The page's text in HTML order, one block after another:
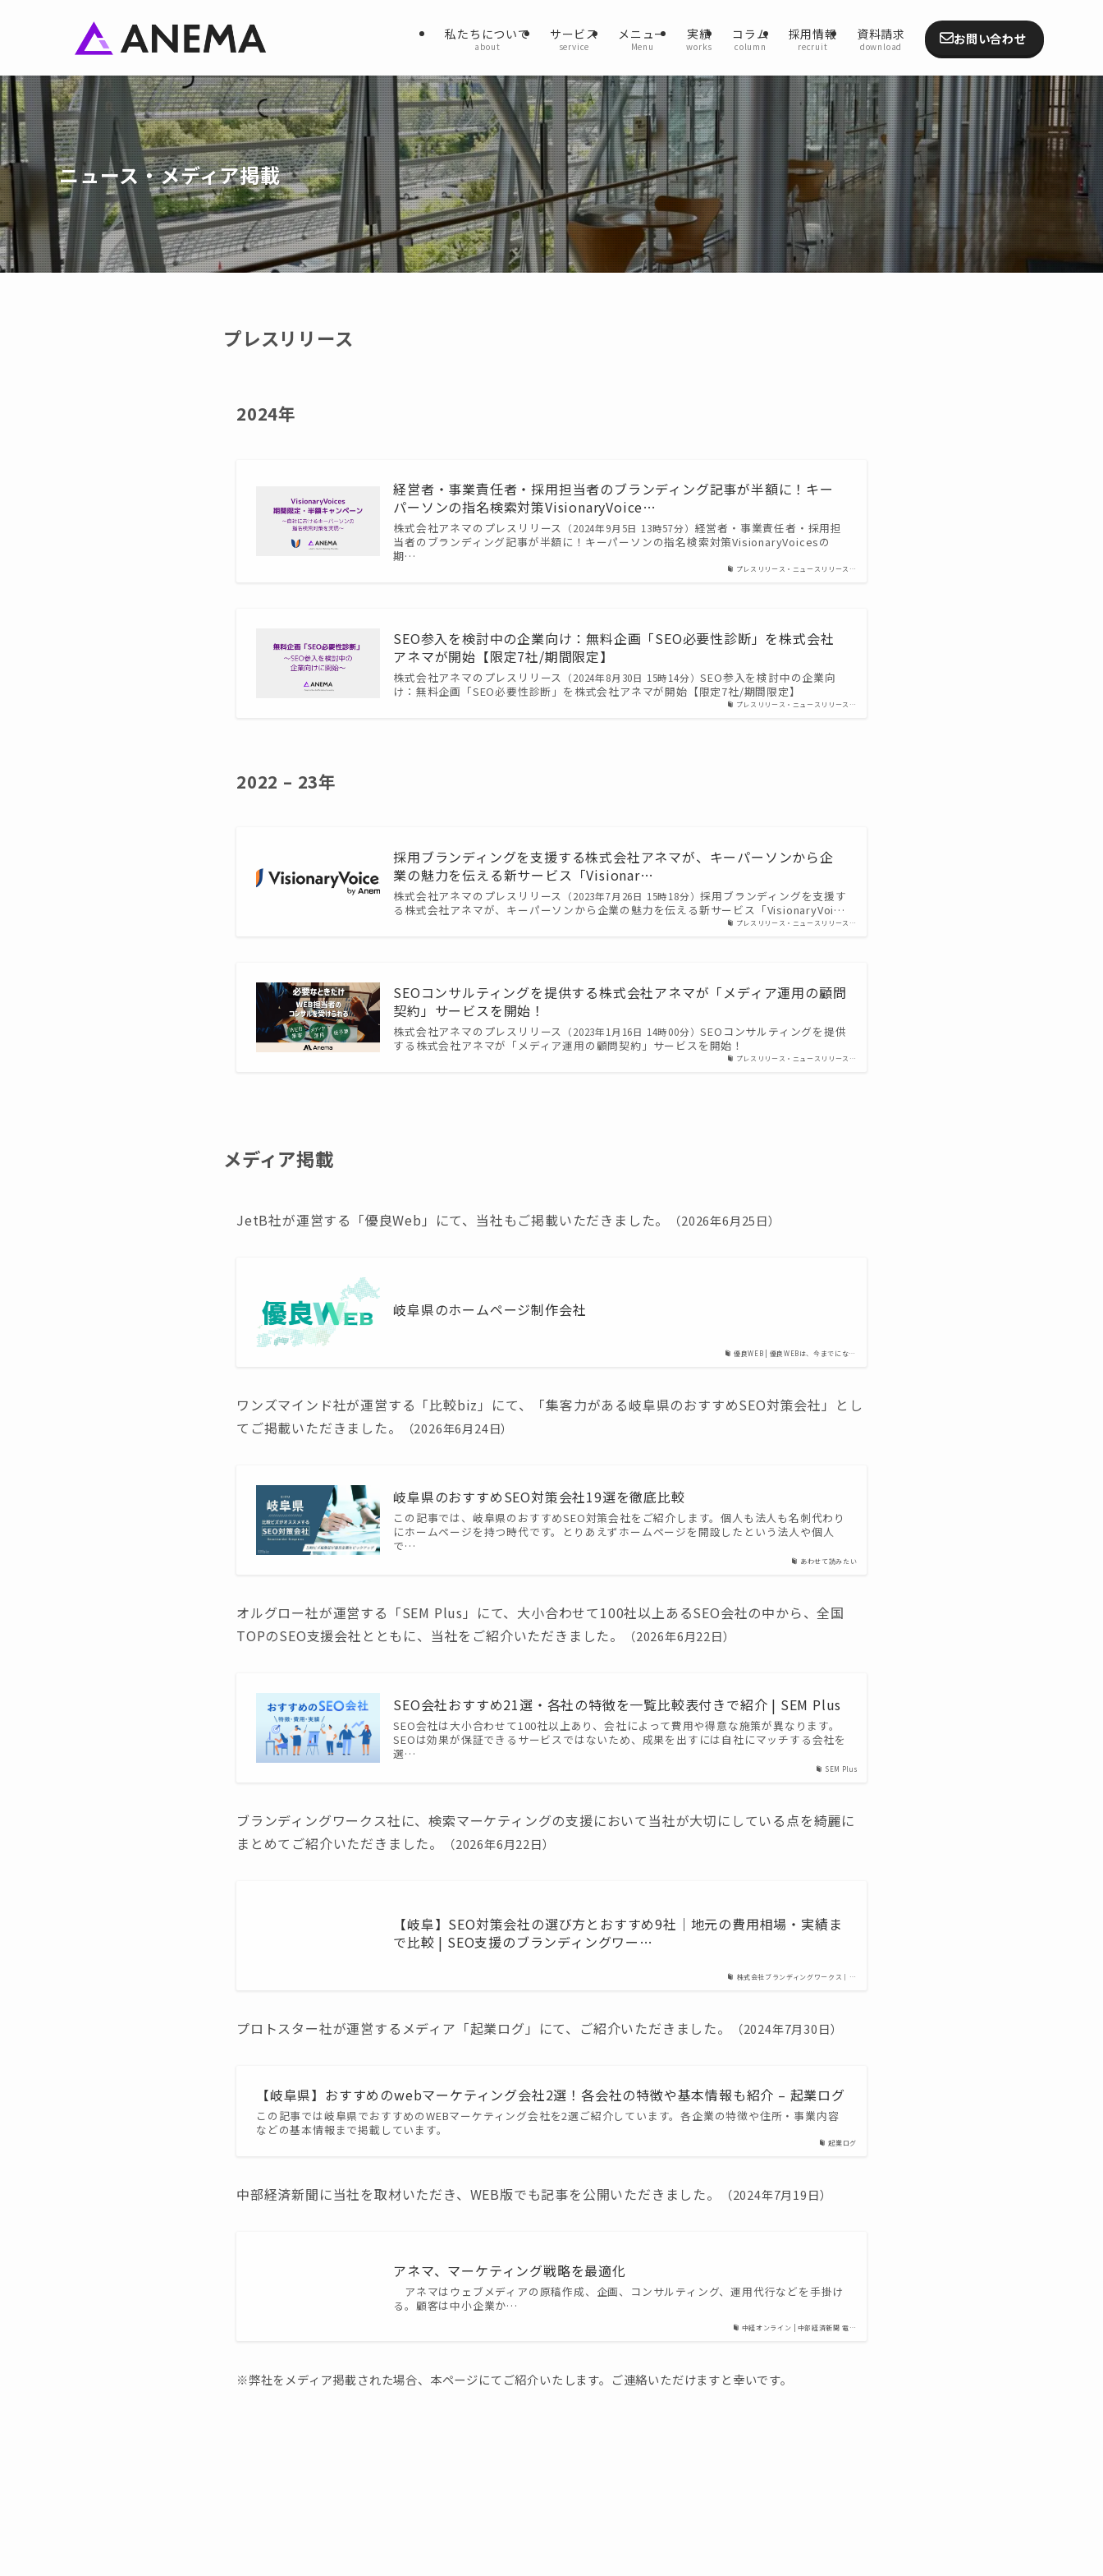
私たちについて
about
サービス
service
メニュー
Menu
実績
works
コラム
column
採用情報
recruit
資料請求
download お問い合わせ
ニュース・メディア掲載
プレスリリース
2024年
プレスリリース・ニュースリリース…
経営者・事業責任者・採用担当者のブランディング記事が半額に！キー
パーソンの指名検索対策VisionaryVoice…
株式会社アネマのプレスリリース （2024年9月5日 13時57分） 経営者・事業責任者・採用担
当者のブランディング記事が半額に！キーパーソンの指名検索対策VisionaryVoicesの
期…
プレスリリース・ニュースリリース…
SEO参入を検討中の企業向け：無料企画「SEO必要性診断」を株式会社
アネマが開始【限定7社/期間限定】
株式会社アネマのプレスリリース （2024年8月30日 15時14分）SEO参入を検討中の企業向
け：無料企画「SEO必要性診断」を株式会社アネマが開始【限定7社/期間限定】
2022 – 23年
プレスリリース・ニュースリリース…
採用ブランディングを支援する株式会社アネマが、キーパーソンから企
業の魅力を伝える新サービス「Visionar…
株式会社アネマのプレスリリース （2023年7月26日 15時18分）採用ブランディングを支援す
る株式会社アネマが、キーパーソンから企業の魅力を伝える新サービス「VisionaryVoi…
プレスリリース・ニュースリリース…
SEOコンサルティングを提供する株式会社アネマが「メディア運用の顧問
契約」サービスを開始！
株式会社アネマのプレスリリース （2023年1月16日 14時00分）SEOコンサルティングを提供
する株式会社アネマが「メディア運用の顧問契約」サービスを開始！
メディア掲載
JetB社が運営する「優良Web」にて、当社もご掲載いただきました。 （2026年6月25日）
優良WEB | 優良WEBは、今までにな…
岐阜県のホームページ制作会社
ワンズマインド社が運営する「比較biz」にて、「集客力がある岐阜県のおすすめSEO対策会社」とし
てご掲載いただきました。
（2026年6月24日）
あわせて読みたい
岐阜県のおすすめSEO対策会社19選を徹底比較
この記事では、岐阜県のおすすめSEO対策会社をご紹介します。個人も法人も名刺代わり
にホームページを持つ時代です。とりあえずホームページを開設したという法人や個人
で…
オルグロー社が運営する「SEM Plus」にて、大小合わせて100社以上あるSEO会社の中から、全国
TOPのSEO支援会社とともに、当社をご紹介いただきました。
（2026年6月22日）
SEM Plus
SEO会社おすすめ21選・各社の特徴を一覧比較表付きで紹介 | SEM Plus
SEO会社は大小合わせて100社以上あり、会社によって費用や得意な施策が異なります。
SEOは効果が保証できるサービスではないため、成果を出すには自社にマッチする会社を
選…
ブランディングワークス社に、検索マーケティングの支援において当社が大切にしている点を綺麗に
まとめてご紹介いただきました。
（2026年6月22日）
株式会社ブランディングワークス｜…
【岐阜】SEO対策会社の選び方とおすすめ9社｜地元の費用相場・実績ま
で比較 | SEO支援のブランディングワー…
プロトスター社が運営するメディア「起業ログ」にて、ご紹介いただきました。 （2024年7月30日）
起業ログ
【岐阜県】おすすめのwebマーケティング会社2選！各会社の特徴や基本情報も紹介 – 起業ログ
この記事では岐阜県でおすすめのWEBマーケティング会社を2選ご紹介しています。各企業の特徴や住所・事業内容
などの基本情報まで掲載しています。
中部経済新聞に当社を取材いただき、WEB版でも記事を公開いただきました。 （2024年7月19日）
中経オンライン | 中部経済新聞 電…
アネマ、マーケティング戦略を最適化
アネマはウェブメディアの原稿作成、企画、コンサルティング、運用代行などを手掛け
る。顧客は中小企業か…
※弊社をメディア掲載された場合、本ページにてご紹介いたします。ご連絡いただけますと幸いです。